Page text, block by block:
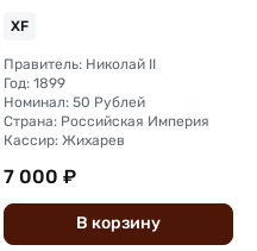
XF
Правитель: Николай II
Год: 1899
Номинал: 50 Рублей
Страна: Российская Империя
Кассир: Жихарев
7 000 ₽
В корзину